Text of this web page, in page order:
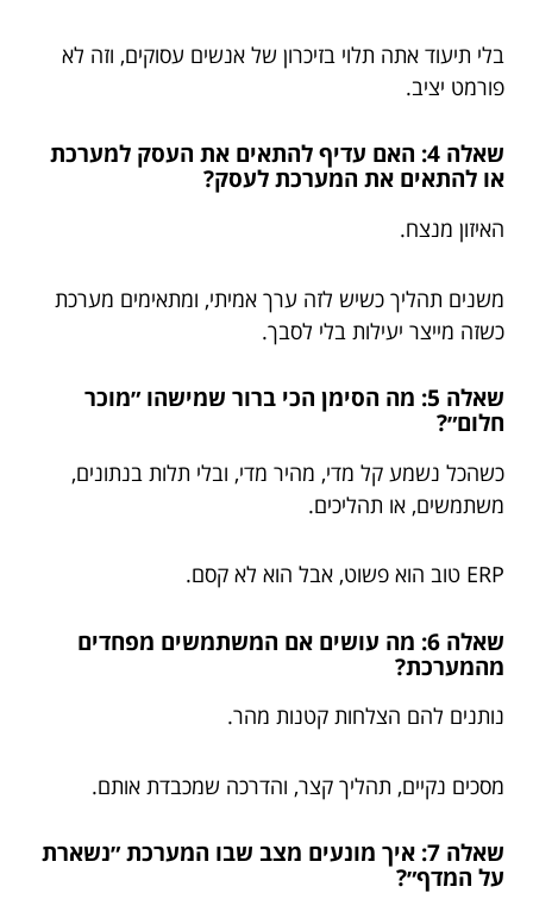
בלי תיעוד אתה תלוי בזיכרון של אנשים עסוקים, וזה לא
פורמט יציב.
שאלה 4: האם עדיף להתאים את העסק למערכת
או להתאים את המערכת לעסק?
האיזון מנצח.
משנים תהליך כשיש לזה ערך אמיתי, ומתאימים מערכת
כשזה מייצר יעילות בלי לסבך.
שאלה 5: מה הסימן הכי ברור שמישהו ״מוכר
חלום״?
כשהכל נשמע קל מדי, מהיר מדי, ובלי תלות בנתונים,
משתמשים, או תהליכים.
ERP טוב הוא פשוט, אבל הוא לא קסם.
שאלה 6: מה עושים אם המשתמשים מפחדים
מהמערכת?
נותנים להם הצלחות קטנות מהר.
מסכים נקיים, תהליך קצר, והדרכה שמכבדת אותם.
שאלה 7: איך מונעים מצב שבו המערכת ״נשארת
על המדף״?